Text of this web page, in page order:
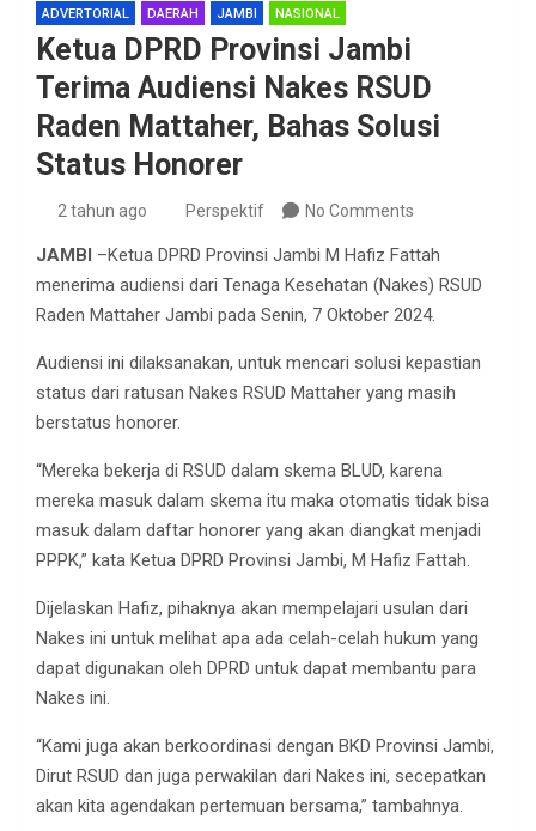
ADVERTORIAL DAERAH JAMBI NASIONAL
Ketua DPRD Provinsi Jambi
Terima Audiensi Nakes RSUD
Raden Mattaher, Bahas Solusi
Status Honorer
2 tahun ago Perspektif No Comments
JAMBI –Ketua DPRD Provinsi Jambi M Hafiz Fattah
menerima audiensi dari Tenaga Kesehatan (Nakes) RSUD
Raden Mattaher Jambi pada Senin, 7 Oktober 2024.
Audiensi ini dilaksanakan, untuk mencari solusi kepastian
status dari ratusan Nakes RSUD Mattaher yang masih
berstatus honorer.
“Mereka bekerja di RSUD dalam skema BLUD, karena
mereka masuk dalam skema itu maka otomatis tidak bisa
masuk dalam daftar honorer yang akan diangkat menjadi
PPPK,” kata Ketua DPRD Provinsi Jambi, M Hafiz Fattah.
Dijelaskan Hafiz, pihaknya akan mempelajari usulan dari
Nakes ini untuk melihat apa ada celah-celah hukum yang
dapat digunakan oleh DPRD untuk dapat membantu para
Nakes ini.
“Kami juga akan berkoordinasi dengan BKD Provinsi Jambi,
Dirut RSUD dan juga perwakilan dari Nakes ini, secepatkan
akan kita agendakan pertemuan bersama,” tambahnya.